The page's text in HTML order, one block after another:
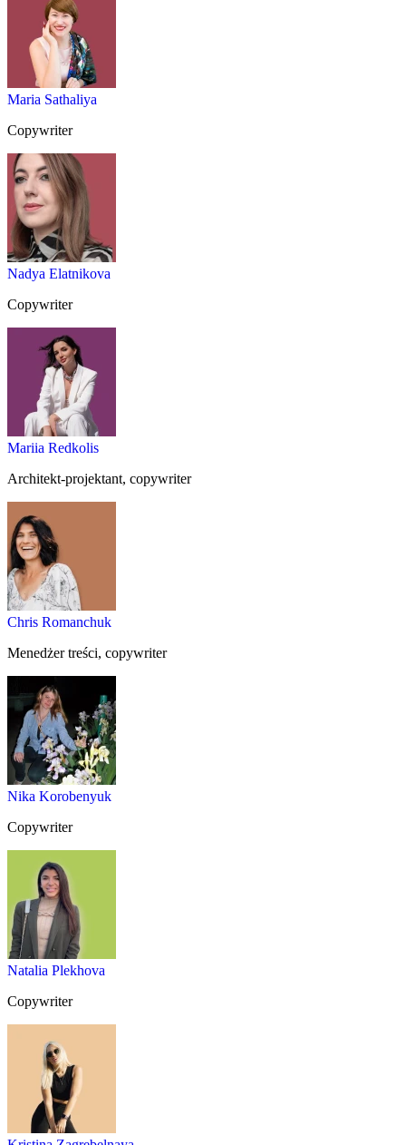
Maria Sathaliya
Copywriter
Nadya Elatnikova
Copywriter
Mariia Redkolis
Architekt-projektant, copywriter
Chris Romanchuk
Menedżer treści, copywriter
Nika Korobenyuk
Copywriter
Natalia Plekhova
Copywriter